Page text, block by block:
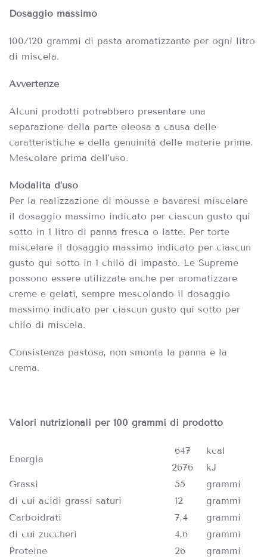
Dosaggio massimo
100/120 grammi di pasta aromatizzante per ogni litro
di miscela.
Avvertenze
Alcuni prodotti potrebbero presentare una
separazione della parte oleosa a causa delle
caratteristiche e della genuinità delle materie prime.
Mescolare prima dell’uso.
Modalità d’uso
Per la realizzazione di mousse e bavaresi miscelare
il dosaggio massimo indicato per ciascun gusto qui
sotto in 1 litro di panna fresca o latte. Per torte
miscelare il dosaggio massimo indicato per ciascun
gusto qui sotto in 1 chilo di impasto. Le Supreme
possono essere utilizzate anche per aromatizzare
creme e gelati, sempre mescolando il dosaggio
massimo indicato per ciascun gusto qui sotto per
chilo di miscela.
Consistenza pastosa, non smonta la panna e la
crema.
Valori nutrizionali per 100 grammi di prodotto
Energia
647
kcal
2676
kJ
Grassi
55
grammi
di cui acidi grassi saturi
12
grammi
Carboidrati
7,4
grammi
di cui zuccheri
4,6
grammi
Proteine
26
grammi